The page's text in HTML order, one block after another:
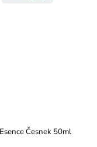
Česnek 50ml